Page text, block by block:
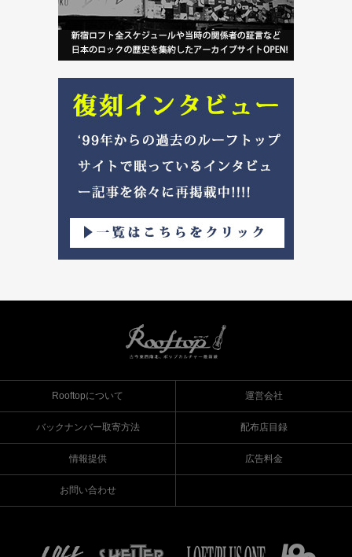
Rooftopについて 運営会社
バックナンバー取寄方法 配布店目録
情報提供 広告料金
お問い合わせ